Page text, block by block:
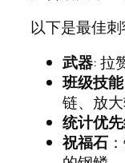
以下是最佳刺
武器: 拉
班级技能
链、放
统计优
祝福石